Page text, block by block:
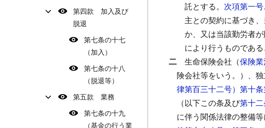
第四款 加入及び
脱退
第七条の十七
（加入）
第七条の十八
（脱退等）
第五款 業務
第七条の十九
（基金の行う業
託とする。 次項第一号
主との契約に基づき
か、又は当該勤労者
により行うものである
二 生命保険会社（保険
険会社等をいう。）、
律第百三十二号）第十
（以下この条及び第十
に伴う関係法律の整備